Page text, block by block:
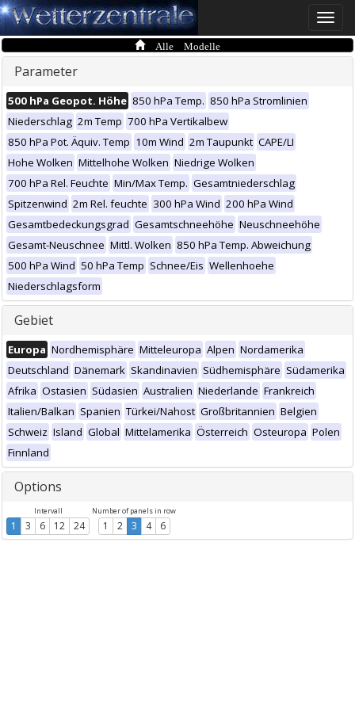
Toggle
Alle Modelle
Parameter
500 hPa Geopot. Höhe 850 hPa Temp. 850 hPa Stromlinien
Niederschlag 2m Temp 700 hPa Vertikalbew
850 hPa Pot. Äquiv. Temp 10m Wind 2m Taupunkt CAPE/LI
Hohe Wolken Mittelhohe Wolken Niedrige Wolken
700 hPa Rel. Feuchte Min/Max Temp. Gesamtniederschlag
Spitzenwind 2m Rel. feuchte 300 hPa Wind 200 hPa Wind
Gesamtbedeckungsgrad Gesamtschneehöhe Neuschneehöhe
Gesamt-Neuschnee Mittl. Wolken 850 hPa Temp. Abweichung
500 hPa Wind 50 hPa Temp Schnee/Eis Wellenhoehe
Niederschlagsform
Gebiet
Europa Nordhemisphäre Mitteleuropa Alpen Nordamerika
Deutschland Dänemark Skandinavien Südhemisphäre Südamerika
Afrika Ostasien Südasien Australien Niederlande Frankreich
Italien/Balkan Spanien Türkei/Nahost Großbritannien Belgien
Schweiz Island Global Mittelamerika Österreich Osteuropa Polen
Finnland
Options
Intervall
1 3 6 12 24
Number of panels in row
1 2 3 4 6